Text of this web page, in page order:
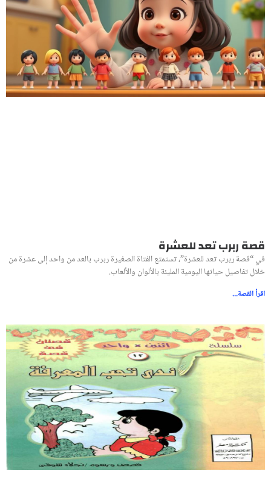
قصة ربرب تعد للعشرة
في “قصة ربرب تعد للعشرة”، تستمتع الفتاة الصغيرة ربرب بالعد من واحد إلى عشرة من
خلال تفاصيل حياتها اليومية المليئة بالألوان والألعاب.
اقرأ القصة...